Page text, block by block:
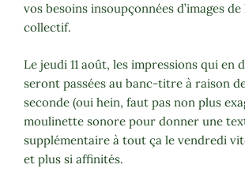
vos besoins insoupçonnées d’images
collectif.
Le jeudi 11 août, les impressions qui en
seront passées au banc-titre à raison
seconde (oui hein, faut pas non plus
moulinette sonore pour donner une
supplémentaire à tout ça le vendredi
et plus si affinités.